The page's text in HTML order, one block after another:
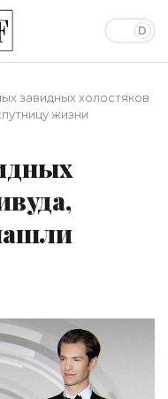
завидных холостяков
жизни